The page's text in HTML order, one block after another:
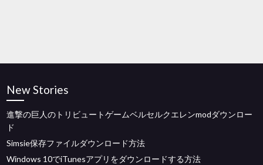
New Stories
進撃の巨人のトリビュートゲームベルセルクエレンmodダウンロー
ド
Simsie保存ファイルダウンロード方法
Windows 10でiTunesアプリをダウンロードする方法